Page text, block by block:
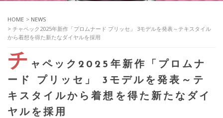
HOME > NEWS
> チャペック2025年新作「プロムナード プリッセ」 3モデルを発表～テキスタイル
から着想を得た新たなダイヤルを採用
チ ャペック2025年新作「プロムナ
ード プリッセ」 3モデルを発表～テ
キスタイルから着想を得た新たなダイ
ヤルを採用